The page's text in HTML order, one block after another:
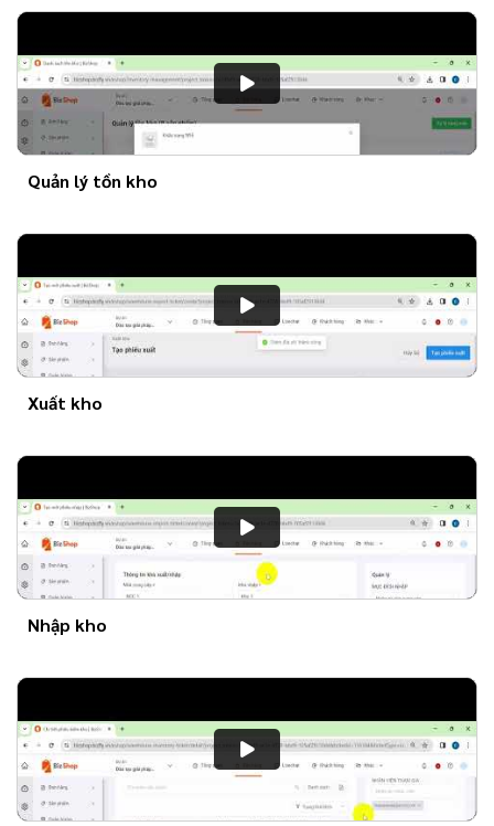
Quản lý tồn kho
Xuất kho
Nhập kho